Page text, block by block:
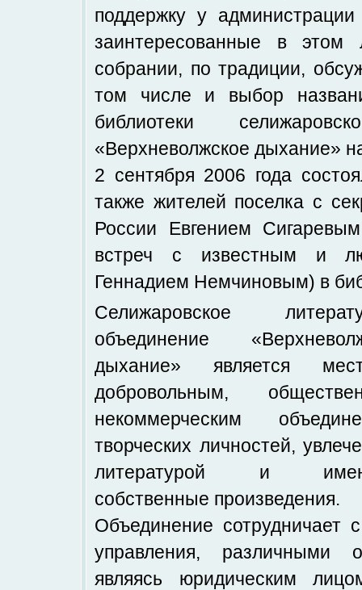
поддержку у
заинтересованные в этом
собрании, по традиции,
том числе и выбор
библиотеки
«Верхневолжское дыхание»
2 сентября 2006 года
также жителей поселка с
России Евгением
встреч с известным и
Геннадием Немчиновым) в
Селижаровское
объединение
дыхание» является
добровольным,
некоммерческим
творческих личностей,
литературой и
собственные произведения.
Объединение сотрудничает
управления, различными
являясь юридическим